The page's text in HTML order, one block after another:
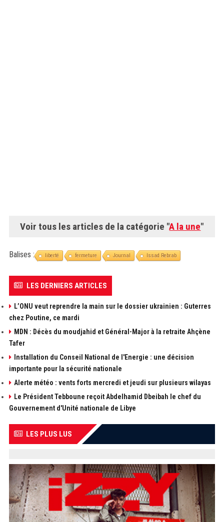
Voir tous les articles de la catégorie "A la une"
Balises : liberté fermeture Journal Issad Rebrab
LES DERNIERS ARTICLES
L’ONU veut reprendre la main sur le dossier ukrainien : Guterres
chez Poutine, ce mardi
MDN : Décès du moudjahid et Général-Major à la retraite Ahçène
Tafer
Installation du Conseil National de l'Energie : une décision
importante pour la sécurité nationale
Alerte météo : vents forts mercredi et jeudi sur plusieurs wilayas
Le Président Tebboune reçoit Abdelhamid Dbeibah le chef du
Gouvernement d'Unité nationale de Libye
LES PLUS LUS